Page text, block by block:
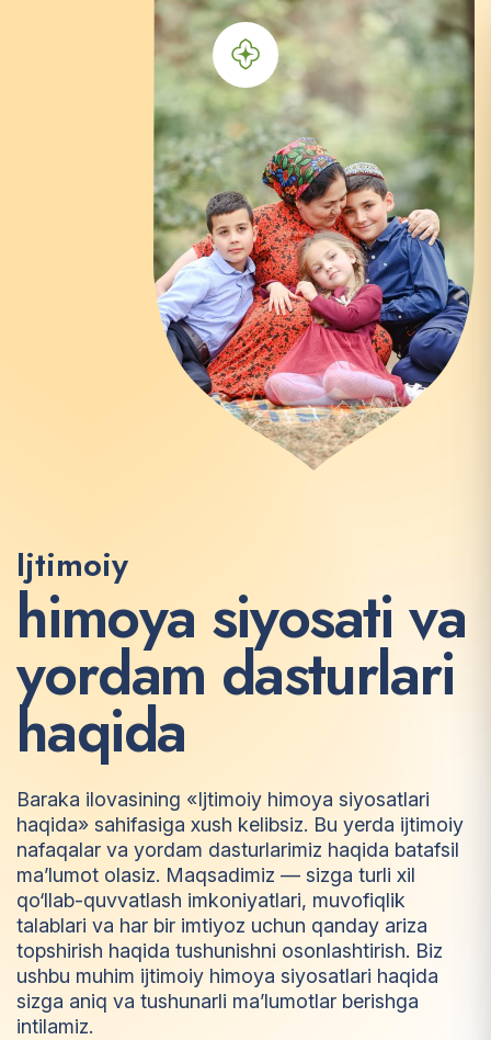
Ijtimoiy
himoya siyosati va
yordam dasturlari
haqida
Baraka ilovasining «Ijtimoiy himoya siyosatlari
haqida» sahifasiga xush kelibsiz. Bu yerda ijtimoiy
nafaqalar va yordam dasturlarimiz haqida batafsil
ma’lumot olasiz. Maqsadimiz — sizga turli xil
qo‘llab-quvvatlash imkoniyatlari, muvofiqlik
talablari va har bir imtiyoz uchun qanday ariza
topshirish haqida tushunishni osonlashtirish. Biz
ushbu muhim ijtimoiy himoya siyosatlari haqida
sizga aniq va tushunarli ma’lumotlar berishga
intilamiz.